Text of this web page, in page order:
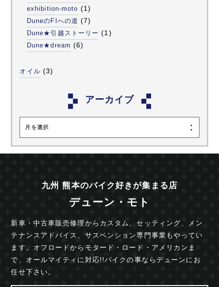
exhibition-moto (1)
DuneのFIへの道 (7)
Dune★引越ストーリー (1)
Dune★dream (6)
オイル (3)
アーカイブ
月を選択
九州 熊本のバイク好きが集まる店
デューン・モト
新車・中古車販売修理からカスタム、セッティング、
メン
テナンスアドバイス、サスペンション専門事業もやってい
ます。オフロードからモタード・ロード・ アメリカンま
で、オールマイティに対応!!バイクの事ならデューンにお
任せ下さい。